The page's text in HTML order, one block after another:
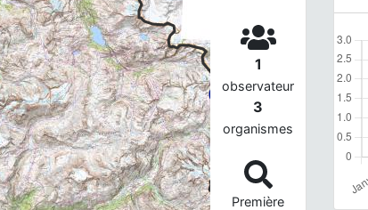
1
observateur
3
organismes
Première